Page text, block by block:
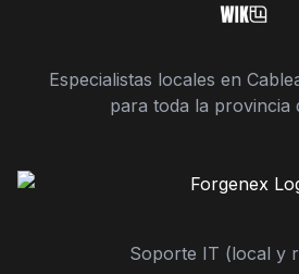
Especialistas locales en
para toda la provincia
Soporte IT (local y